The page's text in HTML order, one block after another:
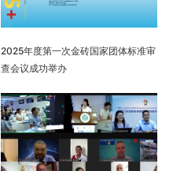
2025年度第一次金砖国家团体标准审
查会议成功举办